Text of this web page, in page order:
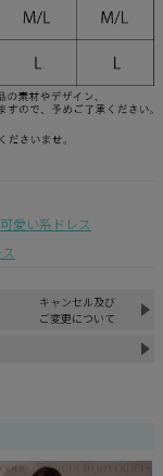
可愛い系ドレス
キャンセル及び
ご変更について